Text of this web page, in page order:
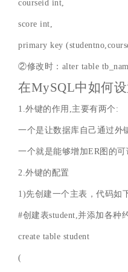
courseid int,
score int,
primary key
②修改时：alter table
在MySQL中如何
1.外键的作用,主要有两个:
一个是让数据库自己通过外
一个就是能够增加ER图的可
2.外键的配置
1)先创建一个主表，代码如
#创建表student,并添加各种
create table student
(